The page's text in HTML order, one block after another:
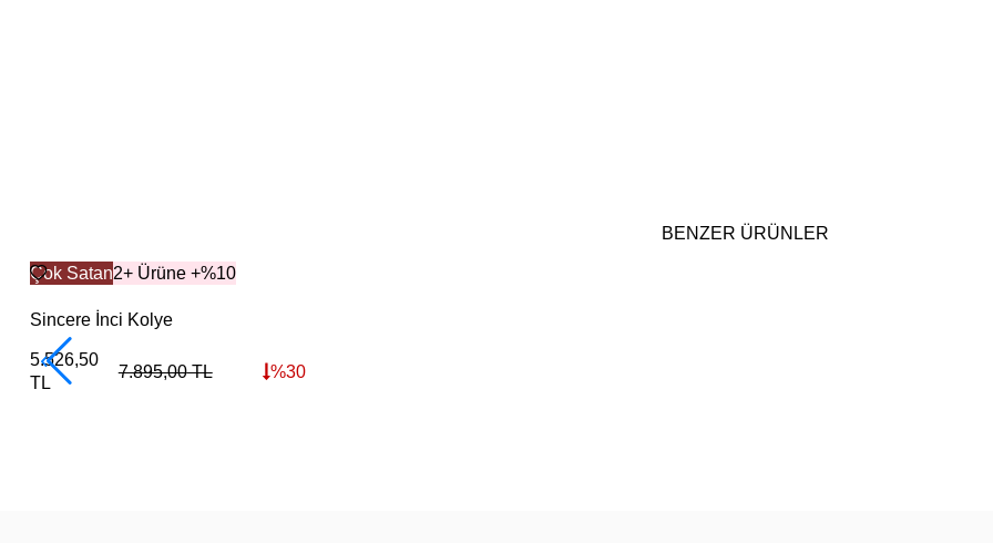
BENZER ÜRÜNLER
Çok Satan2+ Ürüne +%10
Sincere İnci Kolye
5.526,50
TL
7.895,00TL %30